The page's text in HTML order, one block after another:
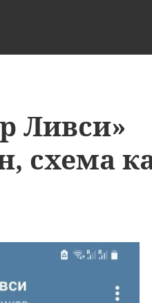
Ливси»
схема